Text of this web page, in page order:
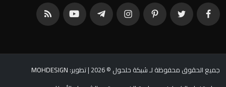
جميع الحقوق محفوظة لـ شبكة حلحول © 2026 | تطوير: MOHDESIGN